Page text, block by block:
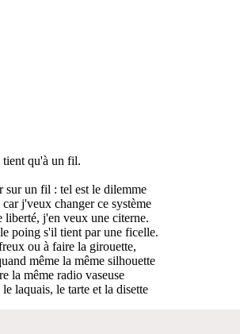
tient qu'à un fil.
sur un fil : tel est le dilemme
j'veux changer ce système
liberté, j'en veux une citerne.
poing s'il tient par une ficelle.
ou à faire la girouette,
même la même silhouette
la même radio vaseuse
laquais, le tarte et la disette